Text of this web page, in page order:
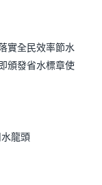
實全民效率節水
頒發省水標章使
龍頭